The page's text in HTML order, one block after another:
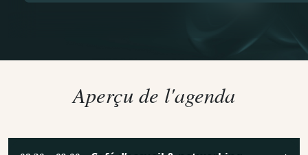
Aperçu de l'agenda